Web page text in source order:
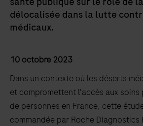
délocalisée dans la lutte
médicaux.
10 octobre 2023
Dans un contexte où les déserts
et compromettent l'accès aux soins
de personnes en France, cette
commandée par Roche